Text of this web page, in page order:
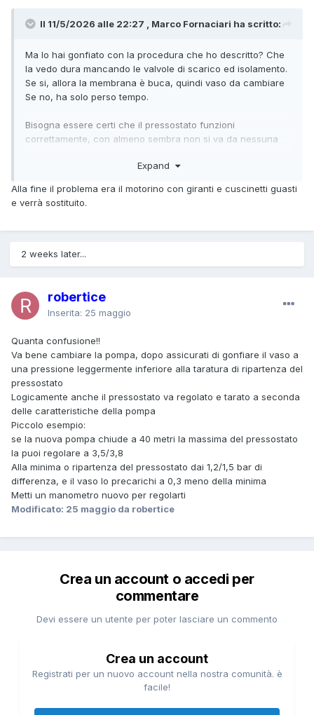
Il 11/5/2026 alle 22:27 , Marco Fornaciari ha scritto:
Ma lo hai gonfiato con la procedura che ho descritto? Che
la vedo dura mancando le valvole di scarico ed isolamento.
Se si, allora la membrana è buca, quindi vaso da cambiare
Se no, ha solo perso tempo.
Bisogna essere certi che il pressostato funzioni
correttamente, con almeno sembra non si va da nessuna
Expand
Alla fine il problema era il motorino con giranti e cuscinetti guasti
e verrà sostituito.
2 weeks later...
robertice
Inserita: 25 maggio
Quanta confusione!!
Va bene cambiare la pompa, dopo assicurati di gonfiare il vaso a
una pressione leggermente inferiore alla taratura di ripartenza del
pressostato
Logicamente anche il pressostato va regolato e tarato a seconda
delle caratteristiche della pompa
Piccolo esempio:
se la nuova pompa chiude a 40 metri la massima del pressostato
la puoi regolare a 3,5/3,8
Alla minima o ripartenza del pressostato dai 1,2/1,5 bar di
differenza, e il vaso lo precarichi a 0,3 meno della minima
Metti un manometro nuovo per regolarti
Modificato: 25 maggio da robertice
Crea un account o accedi per
commentare
Devi essere un utente per poter lasciare un commento
Crea un account
Registrati per un nuovo account nella nostra comunità. è
facile!